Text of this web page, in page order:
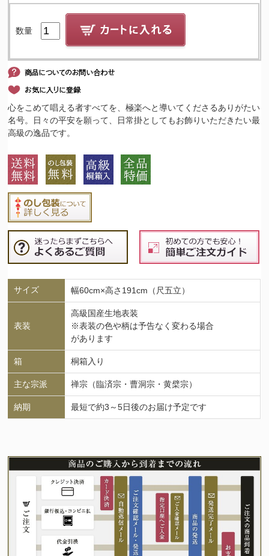
数量
心をこめて唱える者すべてを、極楽へと導いてくださるありがたい
名号。日々の平安を願って、日常掛としてもお飾りいただきたい最
高級の逸品です。
サイズ 幅60cm×高さ191cm（尺五立）
表装
高級国産生地表装
※表装の色や柄は予告なく変わる場合
があります
箱 桐箱入り
主な宗派 禅宗（臨済宗・曹洞宗・黄檗宗）
納期 最短で約3～5日後のお届け予定です